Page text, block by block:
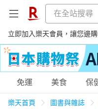
立即加入樂天會員，讓您邊購
購物網分類
免運 美食 保
樂天首頁 圖書與雜誌